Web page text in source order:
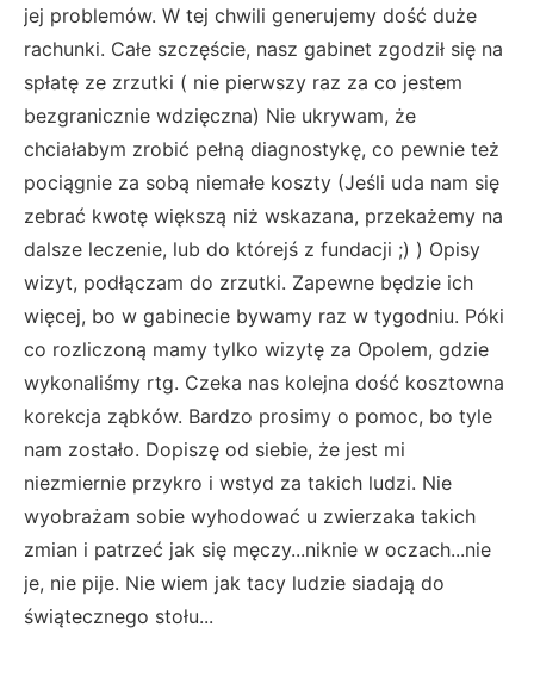
jej problemów. W tej chwili generujemy dość duże
rachunki. Całe szczęście, nasz gabinet zgodził się na
spłatę ze zrzutki ( nie pierwszy raz za co jestem
bezgranicznie wdzięczna) Nie ukrywam, że
chciałabym zrobić pełną diagnostykę, co pewnie też
pociągnie za sobą niemałe koszty (Jeśli uda nam się
zebrać kwotę większą niż wskazana, przekażemy na
dalsze leczenie, lub do którejś z fundacji ;) ) Opisy
wizyt, podłączam do zrzutki. Zapewne będzie ich
więcej, bo w gabinecie bywamy raz w tygodniu. Póki
co rozliczoną mamy tylko wizytę za Opolem, gdzie
wykonaliśmy rtg. Czeka nas kolejna dość kosztowna
korekcja ząbków. Bardzo prosimy o pomoc, bo tyle
nam zostało. Dopiszę od siebie, że jest mi
niezmiernie przykro i wstyd za takich ludzi. Nie
wyobrażam sobie wyhodować u zwierzaka takich
zmian i patrzeć jak się męczy...niknie w oczach...nie
je, nie pije. Nie wiem jak tacy ludzie siadają do
świątecznego stołu...